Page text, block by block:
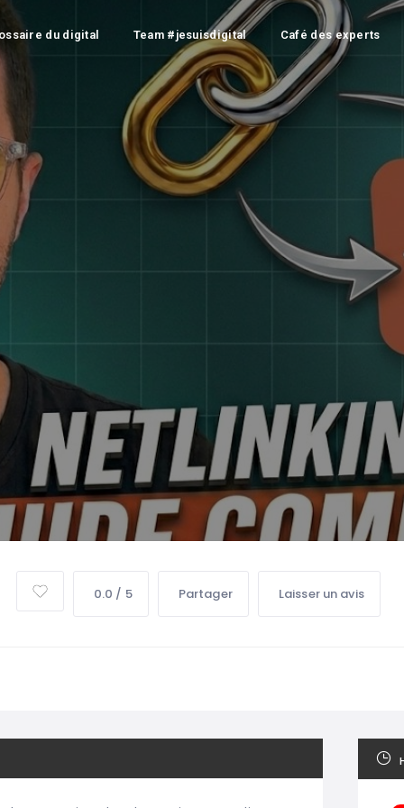
du digital Team #jesuisdigital Café des experts
0.0 / 5 Partager Laisser un avis